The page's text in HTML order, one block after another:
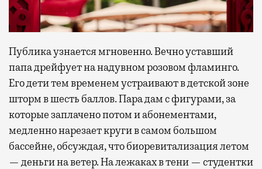
Публика узнается мгновенно. Вечно уставший
папа дрейфует на надувном розовом фламинго.
Его дети тем временем устраивают в детской зоне
шторм в шесть баллов. Пара дам с фигурами, за
которые заплачено потом и абонементами,
медленно нарезает круги в самом большом
бассейне, обсуждая, что биоревитализация летом
— деньги на ветер. На лежаках в тени — студентки